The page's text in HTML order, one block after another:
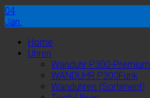
04
Jan.
Home
Uhren
Wanduhr P300-Premium
WANDUHR P300Funk
Wanduhren (Sortiment)